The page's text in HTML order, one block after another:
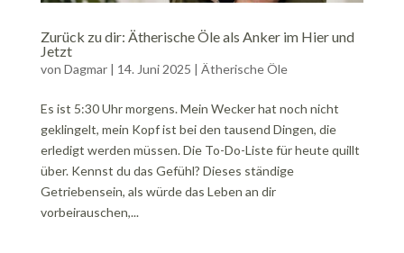
Zurück zu dir: Ätherische Öle als Anker im Hier und
Jetzt
von Dagmar| 14. Juni 2025 | Ätherische Öle
Es ist 5:30 Uhr morgens. Mein Wecker hat noch nicht
geklingelt, mein Kopf ist bei den tausend Dingen, die
erledigt werden müssen. Die To-Do-Liste für heute quillt
über. Kennst du das Gefühl? Dieses ständige
Getriebensein, als würde das Leben an dir
vorbeirauschen,...